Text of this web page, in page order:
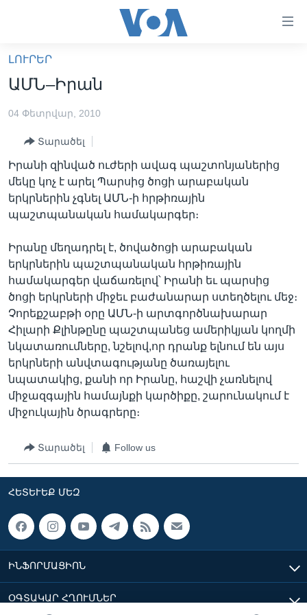
հիմնական
բովանդակությանը
հիմնական
բովանդակությանը
հիմնական
բովանդակություն
ՍՓՅՈՒՌՔ
ՏԵՍԱՆՅՈՒԹԵՐ
ՖԻԼՄԵՐ
ՖԻԼՄԵՐ
IN ENGLISH
ՄԵՐ ՄԱՍԻՆ
ՄԵՐ ՄԱՍԻՆ
«ԱՄԵՐԻԿԱՅԻ ՁԱՅՆ»-Ի ԿԱՆՈՆԱԴՐՈՒԹՅՈՒՆ
ԿԱՊ ՄԵԶ ՀԵՏ
ՈՒԿՐԱԻՆԱԿԱՆ ՊԱՏԵՐԱԶՄ
Learning English
ՀԵՏԵՒԵՔ ՄԵԶ
Լեզուներ
ԼՈՒՐԵՐ
ԱՄՆ–Իրան
04 Փետրվար, 2010
Տարածել
Իրանի զինված ուժերի ավագ պաշտոնյաներից
մեկը կոչ է արել Պարսից ծոցի արաբական
երկրներին չգնել ԱՄՆ-ի հրթիռային
պաշտպանական համակարգեր։
Իրանը մեղադրել է, ծովածոցի արաբական
երկրներին պաշտպանական հրթիռային
համակարգեր վաճառելով՝ Իրանի եւ պարսից
ծոցի երկրների միջեւ բաժանարար ստեղծելու մեջ։
Չորեքշաբթի օրը ԱՄՆ-ի արտգործնախարար
Հիլարի Քլինթընը պաշտպանեց ամերիկյան կողմի
նկատառումները, նշելով,որ դրանք ելնում են այս
երկրների անվտագությանը ծառայելու
նպատակից, քանի որ Իրանը, հաշվի չառնելով
միջազգային համայնքի կարծիքը, շարունակում է
միջուկային ծրագրերը։
Տարածել Follow us
ՀԵՏԵՒԵՔ ՄԵԶ
ԻՆՖՈՐՄԱՑԻՈՆ
ՕԳՏԱԿԱՐ ՀՂՈՒՄՆԵՐ